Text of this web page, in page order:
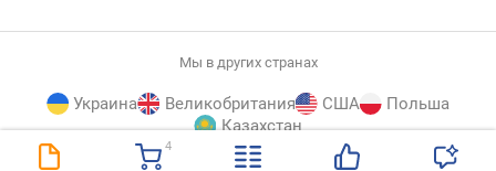
4
Мы в других странах
Украина Великобритания США
Польша
Казахстан